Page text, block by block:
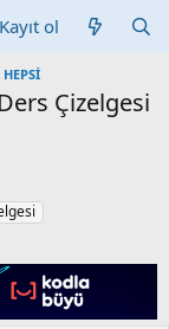
Kayıt ol
Çizelgesi